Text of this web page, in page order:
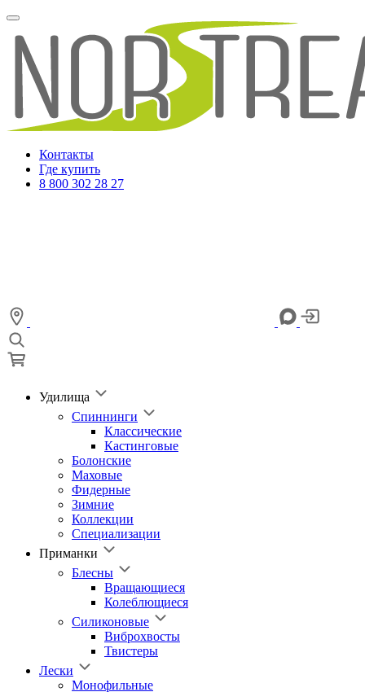
Контакты
Где купить
8 800 302 28 27
Удилища
Спиннинги
Классические
Кастинговые
Болонские
Маховые
Фидерные
Зимние
Коллекции
Специализации
Приманки
Блесны
Вращающиеся
Колеблющиеся
Силиконовые
Виброхвосты
Твистеры
Лески
Монофильные